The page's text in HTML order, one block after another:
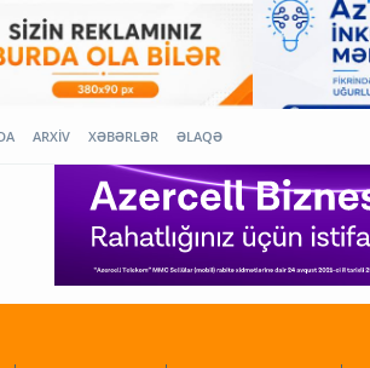
ARXİV XƏBƏRLƏR ƏLAQƏ